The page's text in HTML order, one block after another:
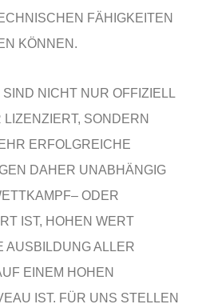
FÄHIGKEITEN A
KÖNNEN.
NICHT NUR OFFIZIELL
SONDERN
ERFOLGREICHE
DAHER UNABHÄNGIG
ODER
IST, HOHEN WERT
AUSBILDUNG ALLER
EINEM HOHEN
IST. FÜR UNS STELLEN